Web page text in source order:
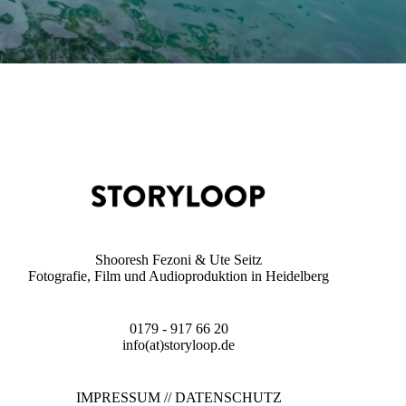
Shooresh Fezoni & Ute Seitz
Fotografie, Film und Audioproduktion in Heidelberg
0179 - 917 66 20
info(at)storyloop.de
IMPRESSUM//DATENSCHUTZ